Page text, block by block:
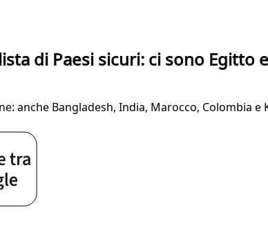
di Paesi sicuri: ci sono Egitto
anche Bangladesh, India, Marocco,